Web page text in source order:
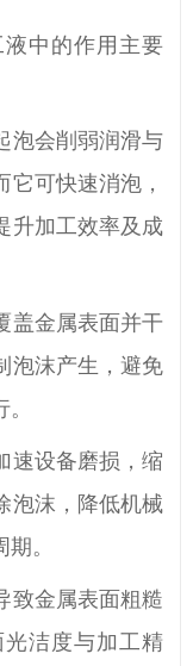
液中的作用主要
泡会削弱润滑与
它可快速消泡，
升加工效率及成
盖金属表面并干
泡沫产生，避免
速设备磨损，缩
泡沫，降低机械
。
致金属表面粗糙
光洁度与加工精